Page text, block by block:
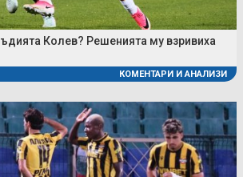
Колев? Решенията му взривиха
КОМЕНТАРИ И АНАЛИЗИ